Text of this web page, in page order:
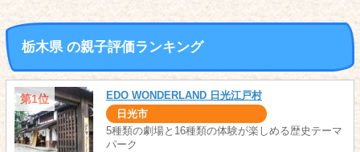
栃木県 の親子評価ランキング
第1位 EDO WONDERLAND 日光江戸村
日光市
5種類の劇場と16種類の体験が楽しめる歴史テーマ
パーク